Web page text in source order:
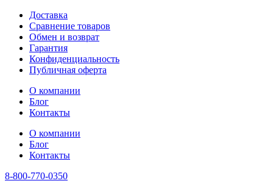
Доставка
Сравнение товаров
Обмен и возврат
Гарантия
Конфиденциальность
Публичная оферта
О компании
Блог
Контакты
О компании
Блог
Контакты
8-800-770-0350